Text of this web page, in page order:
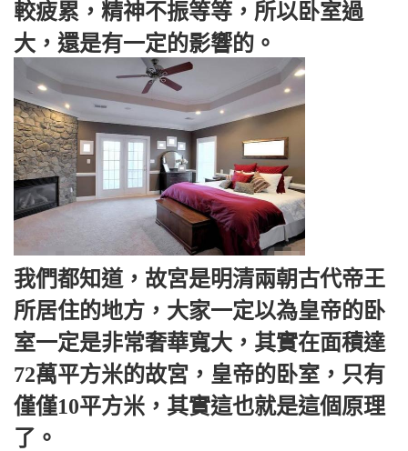
較疲累，精神不振等等，所以卧室過
大，還是有一定的影響的。
我們都知道，故宮是明清兩朝古代帝王
所居住的地方，大家一定以為皇帝的卧
室一定是非常奢華寬大，其實在面積達
72萬平方米的故宮，皇帝的卧室，只有
僅僅10平方米，其實這也就是這個原理
了。